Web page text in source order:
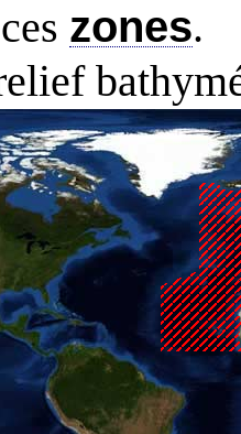
zones.